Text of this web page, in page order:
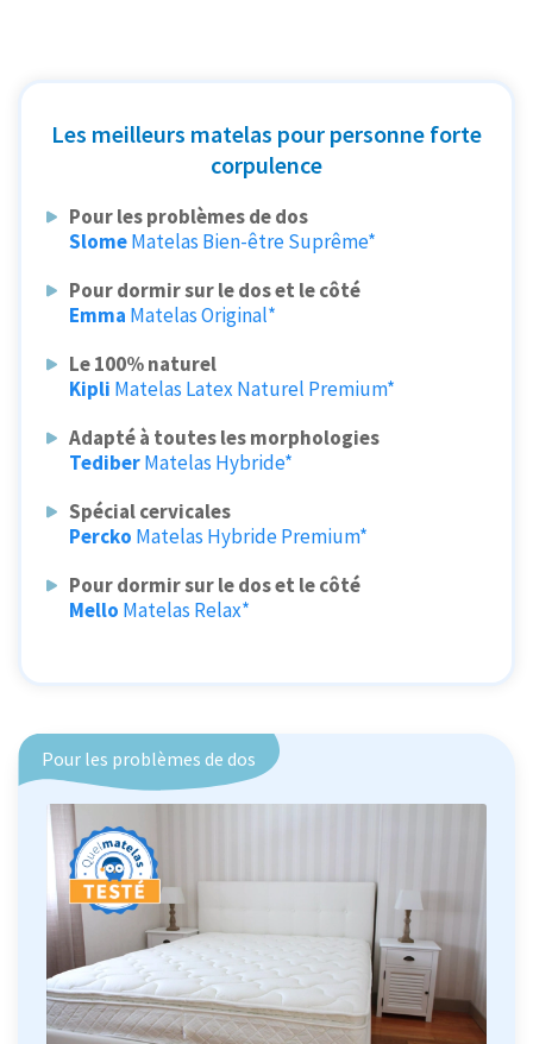
Les meilleurs matelas pour personne forte
corpulence
Pour les problèmes de dos
SlomeMatelas Bien-être Suprême*
Pour dormir sur le dos et le côté
Emma Matelas Original*
Le 100% naturel
Kipli Matelas Latex Naturel Premium*
Adapté à toutes les morphologies
TediberMatelas Hybride*
Spécial cervicales
Percko Matelas Hybride Premium*
Pour dormir sur le dos et le côté
Mello Matelas Relax*
Pour les problèmes de dos